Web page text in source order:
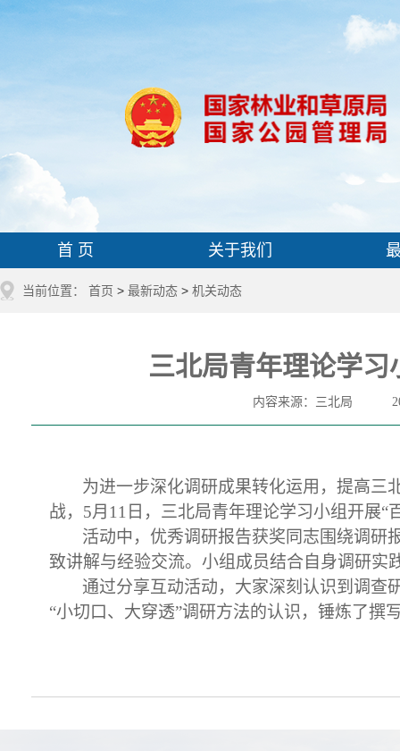
首 页 关于我们
当前位置： 首页 > 最新动态 > 机关动态
三北局青年理论学
内容来源：三北局
为进一步深化调研成果转化运用，提高三
战，5月11日，三北局青年理论学习小组开展
活动中，优秀调研报告获奖同志围绕调研
致讲解与经验交流。小组成员结合自身调研
通过分享互动活动，大家深刻认识到调查
“小切口、大穿透”调研方法的认识，锤炼了